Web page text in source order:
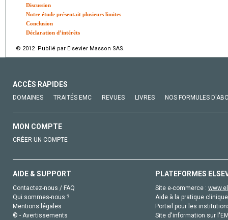
Discussion
Notre étude présentait plusieurs limites
Conclusion
Déclaration d’intérêts
© 2012 Publié par Elsevier Masson SAS.
ACCÈS RAPIDES
DOMAINES TRAITÉS EMC REVUES LIVRES NOS FORMULES
MON COMPTE
CRÉER UN COMPTE
AIDE & SUPPORT
Contactez-nous / FAQ
Qui sommes-nous ?
Mentions légales
© - Avertissements
PLATEFORMES
Site e-commerce :
Aide à la pratique
Portail pour les
Site d'information sur